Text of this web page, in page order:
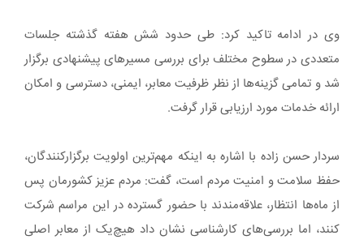
وی در ادامه تاکید کرد: طی حدود شش هفته گذشته جلسات
متعددی در سطوح مختلف برای بررسی مسیرهای پیشنهادی برگزار
شد و تمامی گزینه‌ها از نظر ظرفیت معابر، ایمنی، دسترسی و امکان
ارائه خدمات مورد ارزیابی قرار گرفت.
سردار حسن زاده با اشاره به اینکه مهم‌ترین اولویت برگزارکنندگان،
حفظ سلامت و امنیت مردم است، گفت: مردم عزیز کشورمان پس
از ماه‌ها انتظار، علاقه‌مندند با حضور گسترده در این مراسم شرکت
کنند، اما بررسی‌های کارشناسی نشان داد هیچ‌یک از معابر اصلی